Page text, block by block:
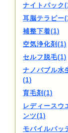
ナイトパック
耳脳テラピー
補整下着(1)
空気浄化剤(1)
セルフ脱毛(1)
ナノバブル水
(1)
育毛剤(1)
レディースウ
ンツ(1)
モバイルバッ